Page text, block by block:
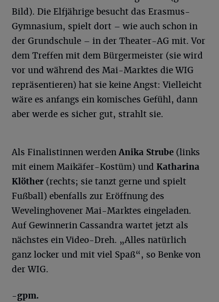
Bild). Die Elfjährige besucht das Erasmus-
Gymnasium, spielt dort – wie auch schon in
der Grundschule – in der Theater-AG mit. Vor
dem Treffen mit dem Bürgermeister (sie wird
vor und während des Mai-Marktes die WIG
repräsentieren) hat sie keine Angst: Vielleicht
wäre es anfangs ein komisches Gefühl, dann
aber werde es sicher gut, strahlt sie.
Als Finalistinnen werdenAnika Strube (links
mit einem Maikäfer-Kostüm) und Katharina
Klöther (rechts; sie tanzt gerne und spielt
Fußball) ebenfalls zur Eröffnung des
Wevelinghovener Mai-Marktes eingeladen.
Auf Gewinnerin Cassandra wartet jetzt als
nächstes ein Video-Dreh. „Alles natürlich
ganz locker und mit viel Spaß“, so Benke von
der WIG.
-gpm.